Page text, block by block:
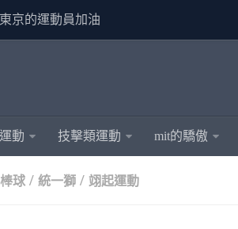
京的運動員加油
動 技擊類運動 mit的驕傲
棒球 / 統一獅 / 翊起運動